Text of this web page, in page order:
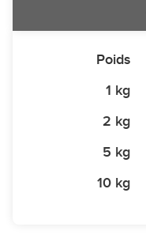
Poids
1 kg
2 kg
5 kg
10 kg